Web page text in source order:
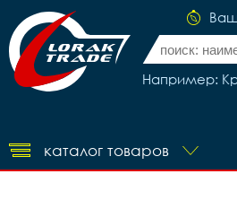
Например:
каталог товаров